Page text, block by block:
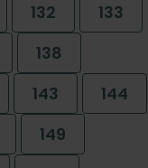
132
133
138
143
144
149